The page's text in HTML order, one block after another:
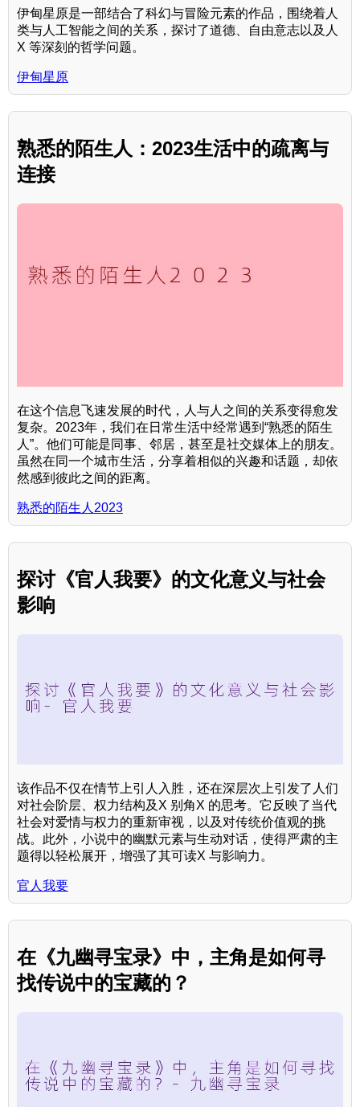
伊甸星原是一部结合了科幻与冒险元素的作品，围绕着人
类与人工智能之间的关系，探讨了道德、自由意志以及人
X 等深刻的哲学问题。
伊甸星原
熟悉的陌生人：2023生活中的疏离与
连接
在这个信息飞速发展的时代，人与人之间的关系变得愈发
复杂。2023年，我们在日常生活中经常遇到“熟悉的陌生
人”。他们可能是同事、邻居，甚至是社交媒体上的朋友。
虽然在同一个城市生活，分享着相似的兴趣和话题，却依
然感到彼此之间的距离。
熟悉的陌生人2023
探讨《官人我要》的文化意义与社会
影响
该作品不仅在情节上引人入胜，还在深层次上引发了人们
对社会阶层、权力结构及X 别角X 的思考。它反映了当代
社会对爱情与权力的重新审视，以及对传统价值观的挑
战。此外，小说中的幽默元素与生动对话，使得严肃的主
题得以轻松展开，增强了其可读X 与影响力。
官人我要
在《九幽寻宝录》中，主角是如何寻
找传说中的宝藏的？